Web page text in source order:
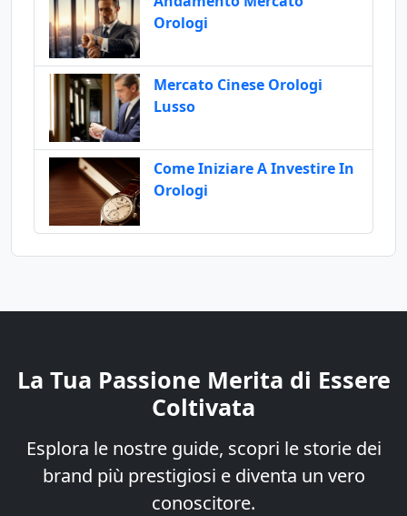
Orologi
Mercato Cinese Orologi
Lusso
Come Iniziare A Investire In
Orologi
La Tua Passione Merita di Essere
Coltivata
Esplora le nostre guide, scopri le storie dei
brand più prestigiosi e diventa un vero
conoscitore.